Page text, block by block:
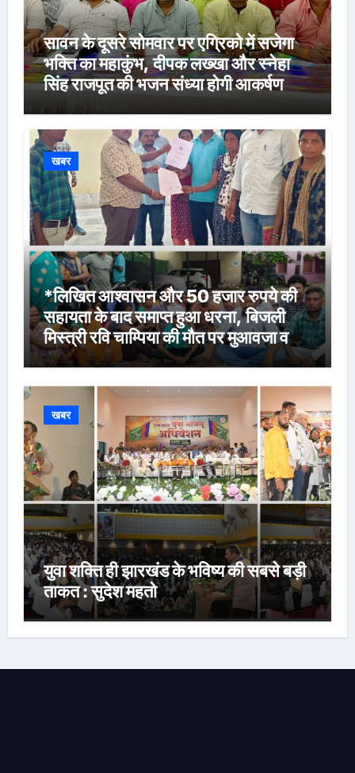
सावन के दूसरे सोमवार पर एग्रिको में सजेगा
भक्ति का महाकुंभ, दीपक लख्खा और स्नेहा
सिंह राजपूत की भजन संध्या होगी आकर्षण
खबर
*लिखित आश्वासन और 50 हजार रुपये की
सहायता के बाद समाप्त हुआ धरना, बिजली
मिस्त्री रवि चाम्पिया की मौत पर मुआवजा व
नौकरी की मांग*
खबर
युवा शक्ति ही झारखंड के भविष्य की सबसे बड़ी
ताकत : सुदेश महतो